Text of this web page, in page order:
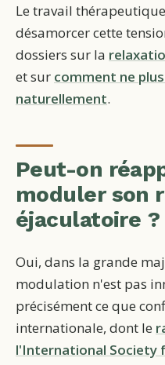
Le travail
désamorcer cette
dossiers sur la
et sur comment ne
naturellement.
Peut-on
moduler son
éjaculatoire ?
Oui, dans la grande
modulation n'est pas
précisément ce que
internationale, dont le
l'International Society